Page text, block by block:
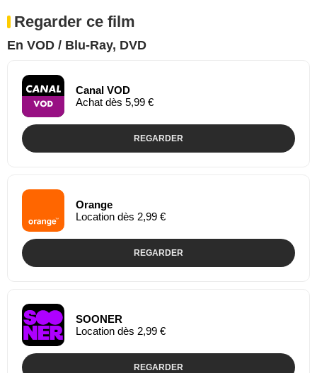
Regarder ce film
En VOD / Blu-Ray, DVD
Canal VOD
Achat dès 5,99 €
REGARDER
Orange
Location dès 2,99 €
REGARDER
SOONER
Location dès 2,99 €
REGARDER